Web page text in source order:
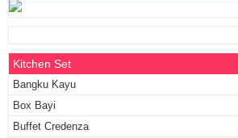
Kitchen Set
Bangku Kayu
Box Bayi
Buffet Credenza